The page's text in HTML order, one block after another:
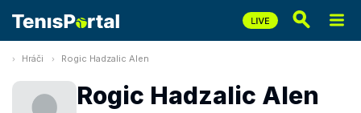
Hráči Rogic Hadzalic Alen
Rogic Hadzalic Alen